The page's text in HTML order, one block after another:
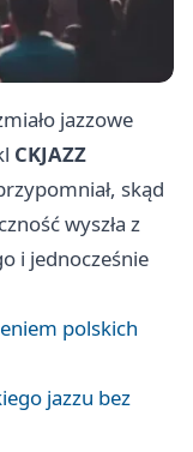
jazzowe
CKJAZZ
skąd
wyszła z
i jednocześnie
polskich
jazzu bez